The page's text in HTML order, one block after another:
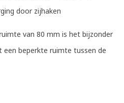
door zijhaken
van 80 mm is het bijzonder
beperkte ruimte tussen de